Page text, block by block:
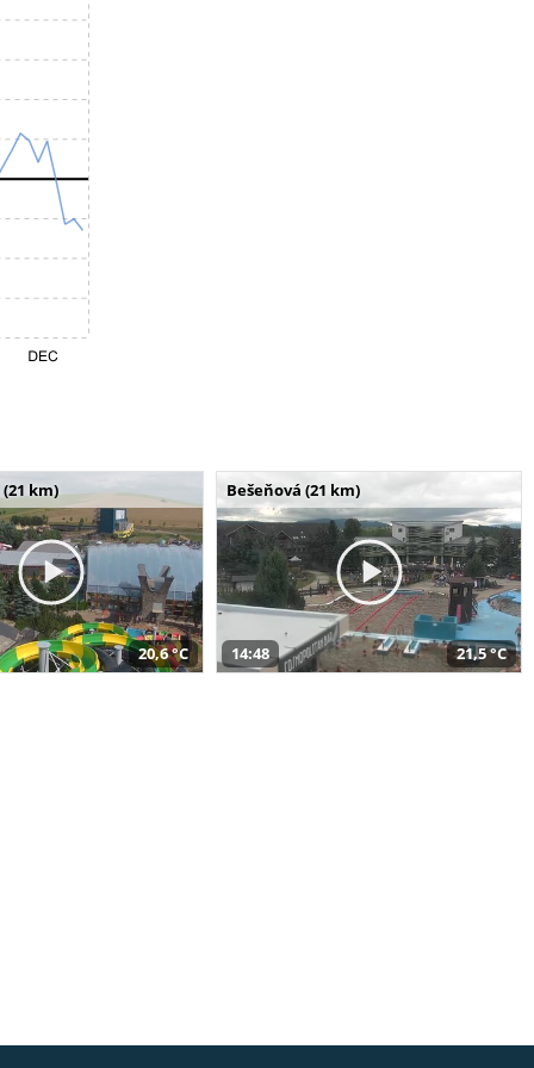
km)
20,6 °C
Bešeňová (21 km)
14:48 21,5 °C